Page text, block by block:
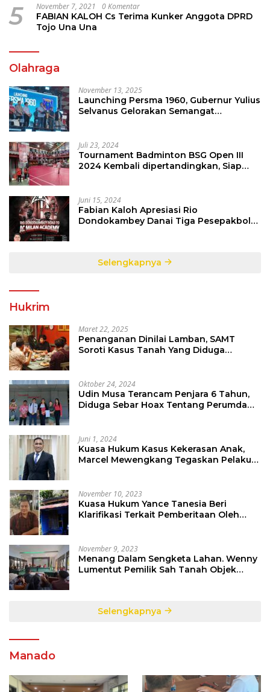
5 November 7, 2021 0 Komentar
FABIAN KALOH Cs Terima Kunker Anggota DPRD
Tojo Una Una
Olahraga
November 13, 2025
Launching Persma 1960, Gubernur Yulius
Selvanus Gelorakan Semangat
Juli 23, 2024
Tournament Badminton BSG Open III
2024 Kembali dipertandingkan, Siap
Juni 15, 2024
Fabian Kaloh Apresiasi Rio
Dondokambey Danai Tiga Pesepakbola
Selengkapnya
Hukrim
Maret 22, 2025
Penanganan Dinilai Lamban, SAMT
Soroti Kasus Tanah Yang Diduga
Oktober 24, 2024
Udin Musa Terancam Penjara 6 Tahun,
Diduga Sebar Hoax Tentang Perumda
Juni 1, 2024
Kuasa Hukum Kasus Kekerasan Anak,
Marcel Mewengkang Tegaskan Pelaku
November 10, 2023
Kuasa Hukum Yance Tanesia Beri
Klarifikasi Terkait Pemberitaan Oleh
November 9, 2023
Menang Dalam Sengketa Lahan. Wenny
Lumentut Pemilik Sah Tanah Objek
Selengkapnya
Manado